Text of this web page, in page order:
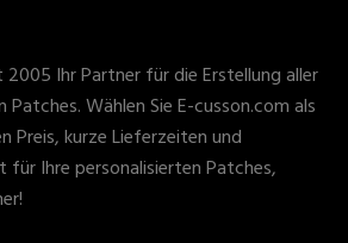
Ihr Partner für die Erstellung aller
Patches. Wählen Sie E-cusson.com als
Preis, kurze Lieferzeiten und
Ihre personalisierten Patches,